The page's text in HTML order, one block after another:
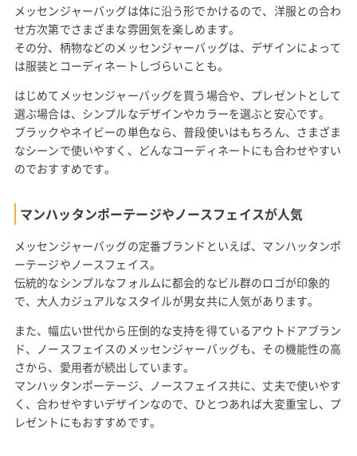
メッセンジャーバッグは体に沿う形でかけるので、洋服との合わ
せ方次第でさまざまな雰囲気を楽しめます。
その分、柄物などのメッセンジャーバッグは、デザインによって
は服装とコーディネートしづらいことも。
はじめてメッセンジャーバッグを買う場合や、プレゼントとして
選ぶ場合は、シンプルなデザインやカラーを選ぶと安心です。
ブラックやネイビーの単色なら、普段使いはもちろん、さまざま
なシーンで使いやすく、どんなコーディネートにも合わせやすい
のでおすすめです。
マンハッタンポーテージやノースフェイスが人気
メッセンジャーバッグの定番ブランドといえば、マンハッタンポ
ーテージやノースフェイス。
伝統的なシンプルなフォルムに都会的なビル群のロゴが印象的
で、大人カジュアルなスタイルが男女共に人気があります。
また、幅広い世代から圧倒的な支持を得ているアウトドアブラン
ド、ノースフェイスのメッセンジャーバッグも、その機能性の高
さから、愛用者が続出しています。
マンハッタンポーテージ、ノースフェイス共に、丈夫で使いやす
く、合わせやすいデザインなので、ひとつあれば大変重宝し、プ
レゼントにもおすすめです。